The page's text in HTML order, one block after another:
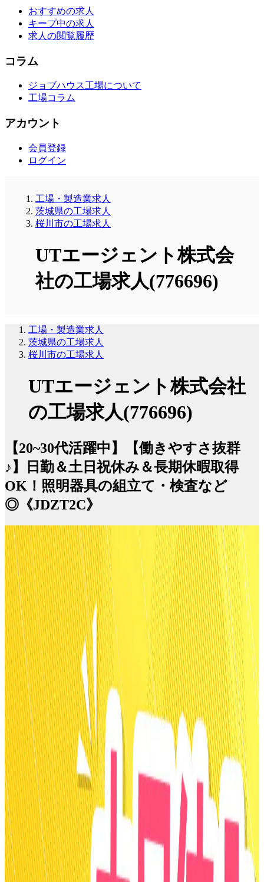
おすすめの求人
キープ中の求人
求人の閲覧履歴
コラム
ジョブハウス工場について
工場コラム
アカウント
会員登録
ログイン
工場・製造業求人
茨城県の工場求人
桜川市の工場求人
UTエージェント株式会
社の工場求人(776696)
工場・製造業求人
茨城県の工場求人
桜川市の工場求人
UTエージェント株式会社
の工場求人(776696)
【20~30代活躍中】【働きやすさ抜群
♪】日勤＆土日祝休み＆長期休暇取得
OK！照明器具の組立て・検査など
◎《JDZT2C》